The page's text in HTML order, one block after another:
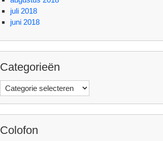
juli 2018
juni 2018
Categorieën
Categorieën
Colofon